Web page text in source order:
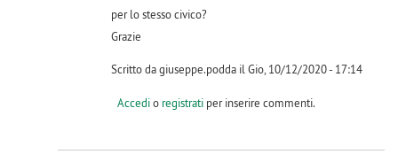
per lo stesso civico?
Grazie
Scritto da giuseppe.podda il Gio, 10/12/2020 - 17:14
Accedio registratiper inserire commenti.